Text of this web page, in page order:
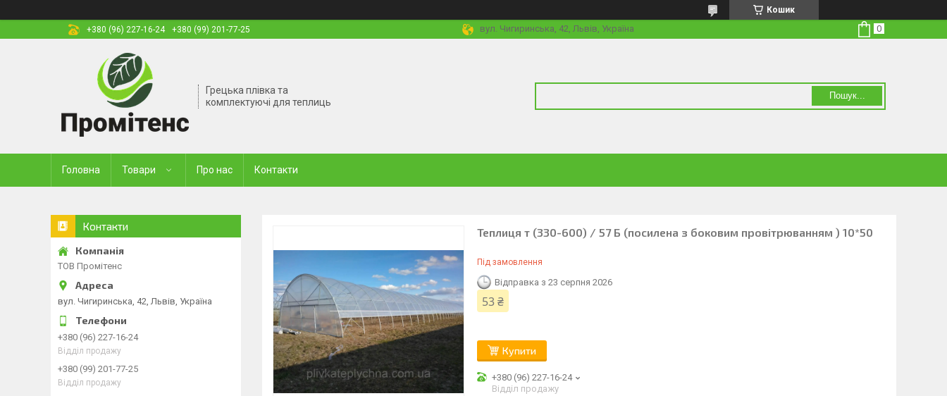
Кошик
+380 (96) 227-16-24
+380 (99) 201-77-25 вул. Чигиринська, 42, Львів, Україна
Грецька плівка та
комплектуючі для теплиць
Пошук...
Головна Товари Про нас Контакти
Теплиця т (330-600) / 57 Б (посилена з боковим провітрюванням ) 10*50
Під замовлення
Відправка з 23 серпня 2026
53 ₴
Купити
+380 (96) 227-16-24
Відділ продажу
Контакти
ТОВ Промітенс
вул. Чигиринська, 42, Львів, Україна
+380 (96) 227-16-24
Відділ продажу
+380 (99) 201-77-25
Відділ продажу